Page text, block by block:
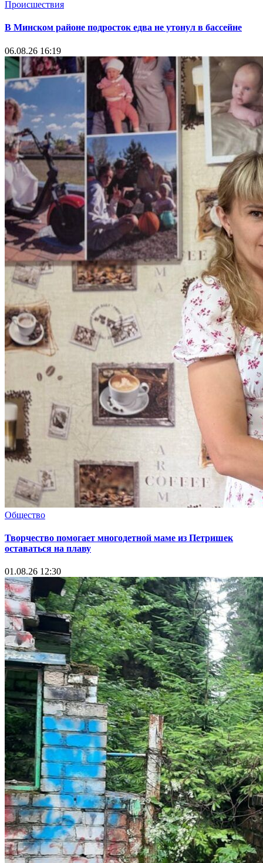
Происшествия
В Минском районе подросток едва не утонул в бассейне
06.08.26 16:19
Общество
Творчество помогает многодетной маме из Петришек
оставаться на плаву
01.08.26 12:30